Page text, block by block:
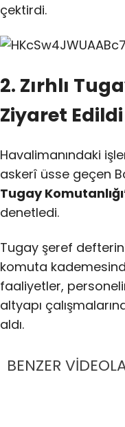
çektirdi.
2. Zırhlı
Ziyaret Edildi
Havalimanındaki
askerî üsse geçen
Tugay
denetledi.
Tugay şeref
komuta
faaliyetler,
altyapı
aldı.
BENZER